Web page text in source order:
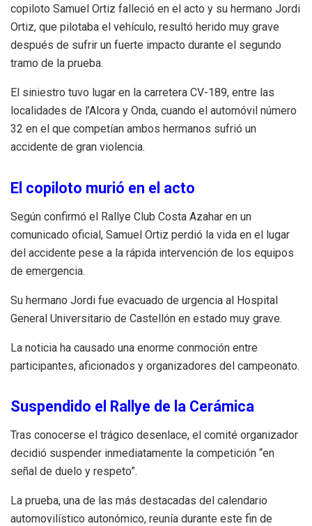
copiloto Samuel Ortiz falleció en el acto y su hermano Jordi
Ortiz, que pilotaba el vehículo, resultó herido muy grave
después de sufrir un fuerte impacto durante el segundo
tramo de la prueba.
El siniestro tuvo lugar en la carretera CV-189, entre las
localidades de l’Alcora y Onda, cuando el automóvil número
32 en el que competían ambos hermanos sufrió un
accidente de gran violencia.
El copiloto murió en el acto
Según confirmó el Rallye Club Costa Azahar en un
comunicado oficial, Samuel Ortiz perdió la vida en el lugar
del accidente pese a la rápida intervención de los equipos
de emergencia.
Su hermano Jordi fue evacuado de urgencia al Hospital
General Universitario de Castellón en estado muy grave.
La noticia ha causado una enorme conmoción entre
participantes, aficionados y organizadores del campeonato.
Suspendido el Rallye de la Cerámica
Tras conocerse el trágico desenlace, el comité organizador
decidió suspender inmediatamente la competición “en
señal de duelo y respeto”.
La prueba, una de las más destacadas del calendario
automovilístico autonómico, reunía durante este fin de